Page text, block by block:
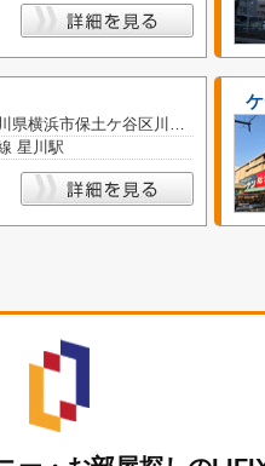
神奈川県横浜市保土ケ谷区川辺町
星川駅